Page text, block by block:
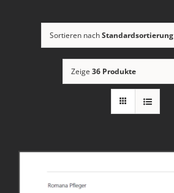
Sortieren nachStandardsortierung
Zeige 36 Produkte